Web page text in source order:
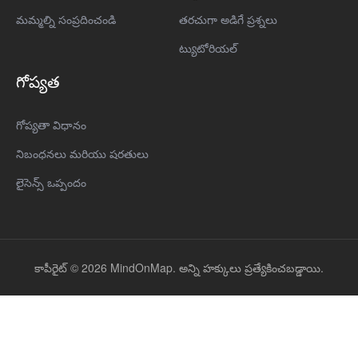
మమ్మల్ని సంప్రదించండి
తరచుగా అడిగే ప్రశ్నలు
ట్యుటోరియల్
గోప్యత
గోప్యతా విధానం
నిబంధనలు మరియు షరతులు
లైసెన్స్ ఒప్పందం
కాపీరైట్ © 2026 MindOnMap. అన్ని హక్కులు ప్రత్యేకించబడ్డాయి.